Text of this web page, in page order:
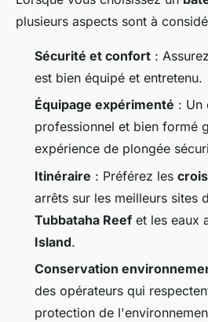
plusieurs aspects sont à
Sécurité et confort :
est bien équipé et entretenu.
Équipage expérimenté : Un
professionnel et bien formé
expérience de plongée
Itinéraire : Préférez les
arrêts sur les meilleurs sites
Tubbataha Reef et les eaux
Island.
Conservation
des opérateurs qui
protection de